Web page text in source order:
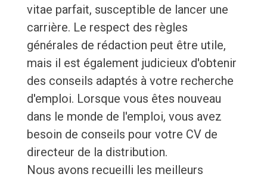
vitae parfait, susceptible de lancer une
carrière. Le respect des règles
générales de rédaction peut être utile,
mais il est également judicieux d'obtenir
des conseils adaptés à votre recherche
d'emploi. Lorsque vous êtes nouveau
dans le monde de l'emploi, vous avez
besoin de conseils pour votre CV de
directeur de la distribution.
Nous avons recueilli les meilleurs